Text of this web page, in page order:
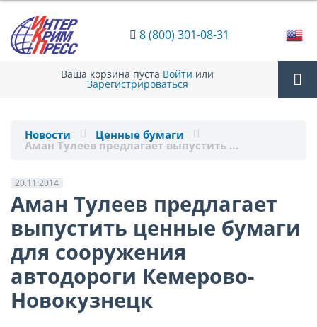
8 (800) 301-08-31
Ваша корзина пуста Войти или
Зарегистрироваться
Новости Ценные бумаги
Аман Тулеев предлагает выпустить …
20.11.2014
Аман Тулеев предлагает
выпустить ценные бумаги
для сооружения
автодороги Кемерово-
Новокузнецк